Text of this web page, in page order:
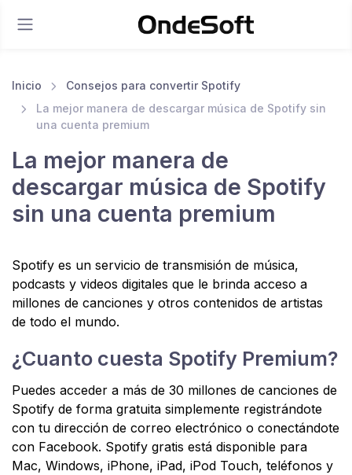
Inicio
Consejos para convertir Spotify
La mejor manera de descargar música de Spotify sin
una cuenta premium
La mejor manera de
descargar música de Spotify
sin una cuenta premium
Spotify es un servicio de transmisión de música,
podcasts y videos digitales que le brinda acceso a
millones de canciones y otros contenidos de artistas
de todo el mundo.
¿Cuanto cuesta Spotify Premium?
Puedes acceder a más de 30 millones de canciones de
Spotify de forma gratuita simplemente registrándote
con tu dirección de correo electrónico o conectándote
con Facebook. Spotify gratis está disponible para
Mac, Windows, iPhone, iPad, iPod Touch, teléfonos y